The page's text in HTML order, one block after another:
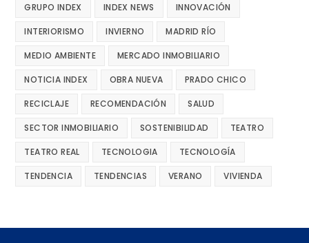
GRUPO INDEX INDEX NEWS INNOVACIÓN
INTERIORISMO INVIERNO MADRID RÍO
MEDIO AMBIENTE MERCADO INMOBILIARIO
NOTICIA INDEX OBRA NUEVA PRADO CHICO
RECICLAJE RECOMENDACIÓN SALUD
SECTOR INMOBILIARIO SOSTENIBILIDAD TEATRO
TEATRO REAL TECNOLOGIA TECNOLOGÍA
TENDENCIA TENDENCIAS VERANO VIVIENDA